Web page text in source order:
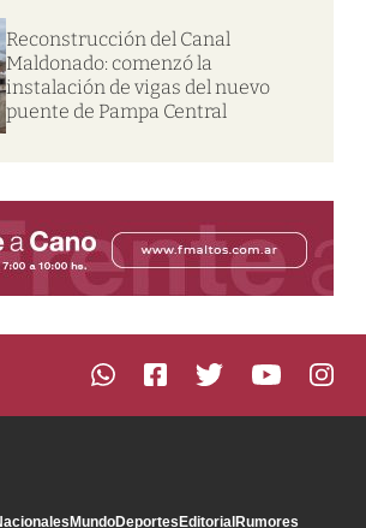
Reconstrucción del Canal
Maldonado: comenzó la
instalación de vigas del nuevo
puente de Pampa Central
MundoDeportesEditorialRumores